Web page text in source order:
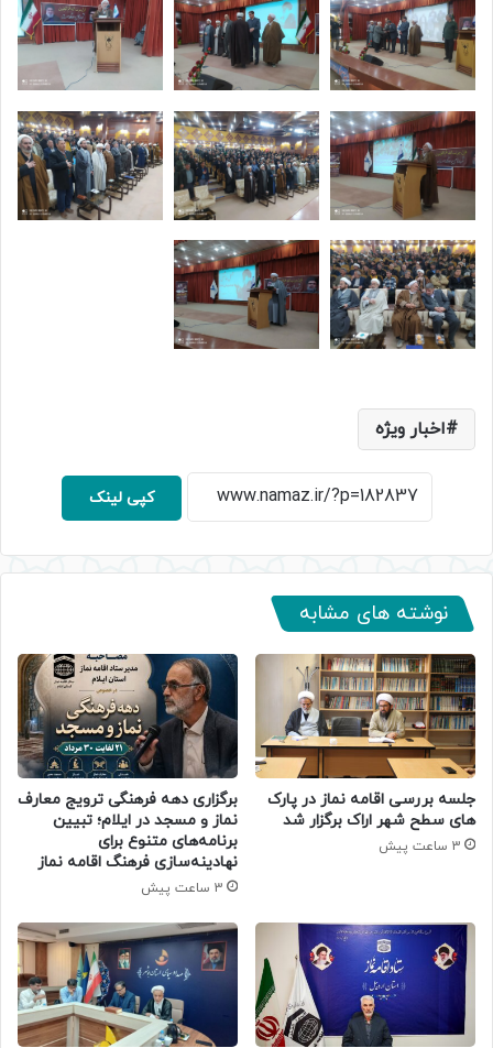
اخبار ویژه
کپی لینک
نوشته های مشابه
جلسه بررسی اقامه نماز در پارک
های سطح شهر اراک برگزار شد
3 ساعت پیش
برگزاری دهه فرهنگی ترویج معارف
نماز و مسجد در ایلام؛ تبیین
برنامه‌های متنوع برای
نهادینه‌سازی فرهنگ اقامه نماز
3 ساعت پیش